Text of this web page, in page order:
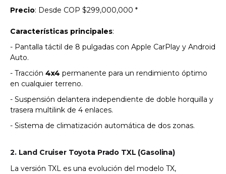
Precio: Desde COP $299,000,000 *
Características principales:
- Pantalla táctil de 8 pulgadas con Apple CarPlay y Android
Auto.
- Tracción 4x4 permanente para un rendimiento óptimo
en cualquier terreno.
- Suspensión delantera independiente de doble horquilla y
trasera multilink de 4 enlaces.
- Sistema de climatización automática de dos zonas.
2. Land Cruiser Toyota Prado TXL (Gasolina)
La versión TXL es una evolución del modelo TX,